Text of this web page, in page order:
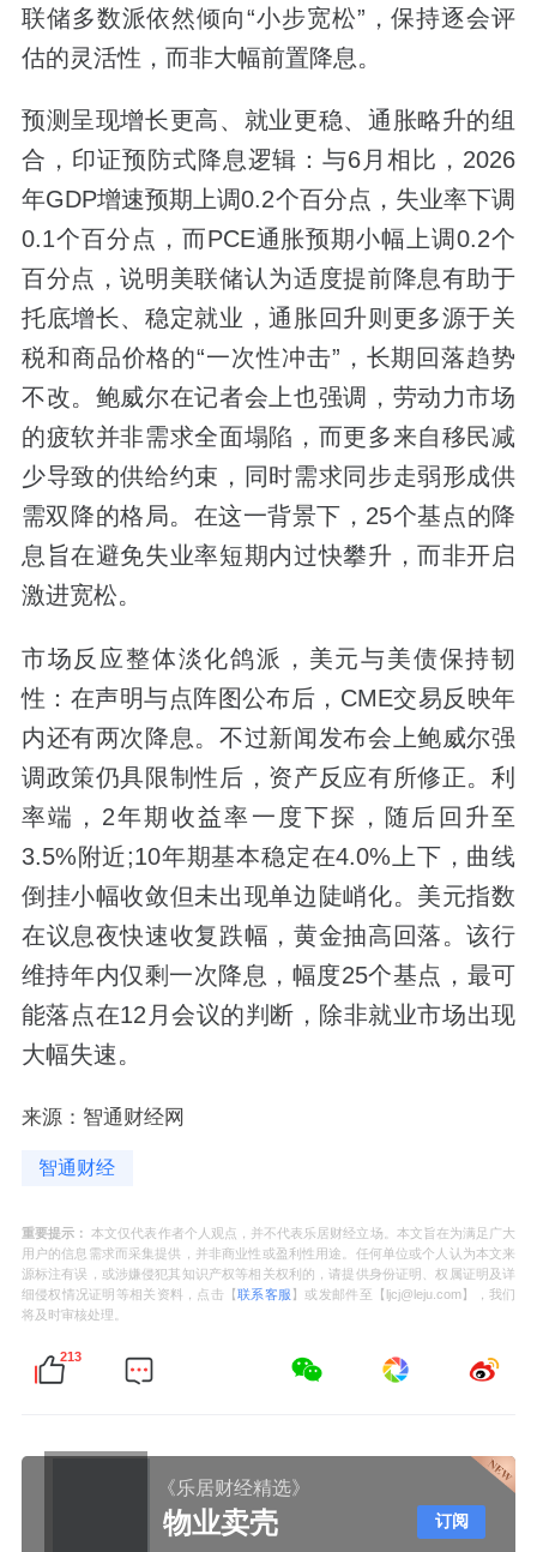
联储多数派依然倾向“小步宽松”，保持逐会评
估的灵活性，而非大幅前置降息。
预测呈现增长更高、就业更稳、通胀略升的组
合，印证预防式降息逻辑：与6月相比，2026
年GDP增速预期上调0.2个百分点，失业率下调
0.1个百分点，而PCE通胀预期小幅上调0.2个
百分点，说明美联储认为适度提前降息有助于
托底增长、稳定就业，通胀回升则更多源于关
税和商品价格的“一次性冲击”，长期回落趋势
不改。鲍威尔在记者会上也强调，劳动力市场
的疲软并非需求全面塌陷，而更多来自移民减
少导致的供给约束，同时需求同步走弱形成供
需双降的格局。在这一背景下，25个基点的降
息旨在避免失业率短期内过快攀升，而非开启
激进宽松。
市场反应整体淡化鸽派，美元与美债保持韧
性：在声明与点阵图公布后，CME交易反映年
内还有两次降息。不过新闻发布会上鲍威尔强
调政策仍具限制性后，资产反应有所修正。利
率端，2年期收益率一度下探，随后回升至
3.5%附近;10年期基本稳定在4.0%上下，曲线
倒挂小幅收敛但未出现单边陡峭化。美元指数
在议息夜快速收复跌幅，黄金抽高回落。该行
维持年内仅剩一次降息，幅度25个基点，最可
能落点在12月会议的判断，除非就业市场出现
大幅失速。
来源：智通财经网
智通财经
重要提示： 本文仅代表作者个人观点，并不代表乐居财经立场。本文旨在为满足广大
用户的信息需求而采集提供，并非商业性或盈利性用途。任何单位或个人认为本文来
源标注有误，或涉嫌侵犯其知识产权等相关权利的，请提供身份证明、权属证明及详
细侵权情况证明等相关资料，点击【联系客服 】或发邮件至【ljcj@leju.com】，我们
将及时审核处理。
213
《乐居财经精选》
物业卖壳 订阅